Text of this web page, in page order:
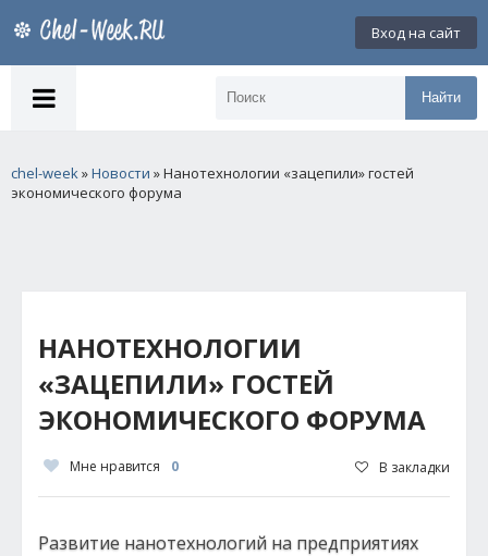
Вход на сайт
Найти
chel-week»Новости » Нанотехнологии «зацепили» гостей
экономического форума
НАНОТЕХНОЛОГИИ
«ЗАЦЕПИЛИ» ГОСТЕЙ
ЭКОНОМИЧЕСКОГО ФОРУМА
Мне нравится 0 В закладки
Развитие нанотехнологий на предприятиях